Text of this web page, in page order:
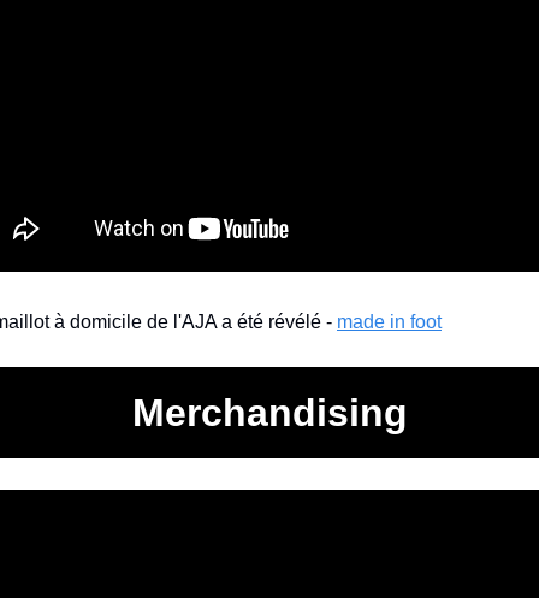
à domicile de l'AJA a été révélé - made in foot
Merchandising